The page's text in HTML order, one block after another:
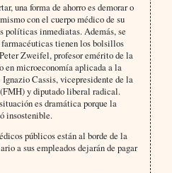
una forma de ahorro es demorar o
con el cuerpo médico de su
políticas inmediatas. Además, se
tienen los bolsillos
Zweifel, profesor emérito de la
en microeconomía aplicada a la
Cassis, vicepresidente de la
y diputado liberal radical.
es dramática porque la
insostenible.
públicos están al borde de la
a sus empleados dejarán de pagar